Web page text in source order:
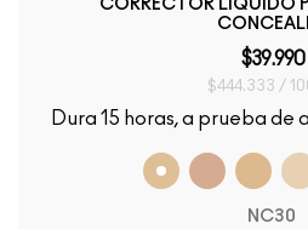
CORRECTOR LÍQUIDO
$39.990
$444.333 /
Dura 15 horas, a prueba de
NC30